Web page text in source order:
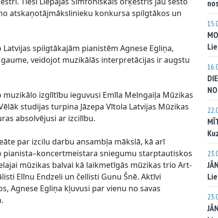
atskaņotājmākslinieku konkursa spilgtākos un
spilgtākajām pianistēm Agnese Egliņa,
veidojot muzikālās interpretācijas ir augstu
izglītību ieguvusi Emīla Melngaiļa Mūzikas
studijas turpina Jāzepa Vītola Latvijas Mūzikas
absolvējusi ar izcilību.
par izcilu darbu ansambļa mākslā, kā arī
sniegumu starptautiskos
mūzikas balvai kā laikmetīgās mūzikas trio Art-
Elīnu Endzeli un čellisti Gunu Šnē. Aktīvi
Agnese Egliņa kļuvusi par vienu no savas